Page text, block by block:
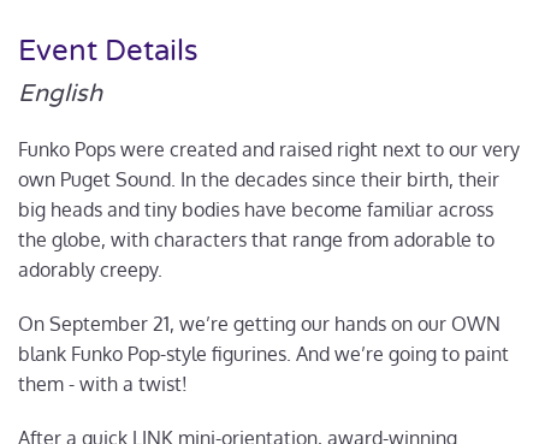
Event Details
English
Funko Pops were created and raised right next to our very
own Puget Sound. In the decades since their birth, their
big heads and tiny bodies have become familiar across
the globe, with characters that range from adorable to
adorably creepy.
On September 21, we’re getting our hands on our OWN
blank Funko Pop-style figurines. And we’re going to paint
them - with a twist!
After a quick LINK mini-orientation, award-winning